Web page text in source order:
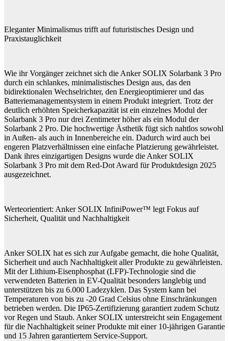
Eleganter Minimalismus trifft auf futuristisches Design und
Praxistauglichkeit
Wie ihr Vorgänger zeichnet sich die Anker SOLIX Solarbank 3 Pro
durch ein schlankes, minimalistisches Design aus, das den
bidirektionalen Wechselrichter, den Energieoptimierer und das
Batteriemanagementsystem in einem Produkt integriert. Trotz der
deutlich erhöhten Speicherkapazität ist ein einzelnes Modul der
Solarbank 3 Pro nur drei Zentimeter höher als ein Modul der
Solarbank 2 Pro. Die hochwertige Ästhetik fügt sich nahtlos sowohl
in Außen- als auch in Innenbereiche ein. Dadurch wird auch bei
engeren Platzverhältnissen eine einfache Platzierung gewährleistet.
Dank ihres einzigartigen Designs wurde die Anker SOLIX
Solarbank 3 Pro mit dem Red-Dot Award für Produktdesign 2025
ausgezeichnet.
Werteorientiert: Anker SOLIX InfiniPower™ legt Fokus auf
Sicherheit, Qualität und Nachhaltigkeit
Anker SOLIX hat es sich zur Aufgabe gemacht, die hohe Qualität,
Sicherheit und auch Nachhaltigkeit aller Produkte zu gewährleisten.
Mit der Lithium-Eisenphosphat (LFP)-Technologie sind die
verwendeten Batterien in EV-Qualität besonders langlebig und
unterstützen bis zu 6.000 Ladezyklen. Das System kann bei
Temperaturen von bis zu -20 Grad Celsius ohne Einschränkungen
betrieben werden. Die IP65-Zertifizierung garantiert zudem Schutz
vor Regen und Staub. Anker SOLIX unterstreicht sein Engagement
für die Nachhaltigkeit seiner Produkte mit einer 10-jährigen Garantie
und 15 Jahren garantiertem Service-Support.